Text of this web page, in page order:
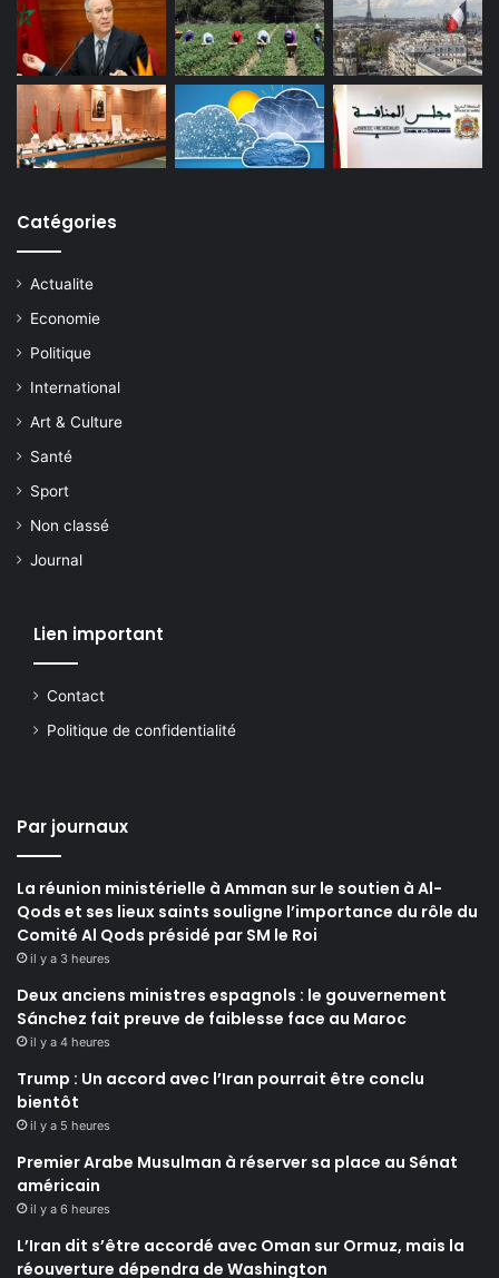
Catégories
Actualite
Economie
Politique
International
Art & Culture
Santé
Sport
Non classé
Journal
Lien important
Contact
Politique de confidentialité
Par journaux
La réunion ministérielle à Amman sur le soutien à Al-
Qods et ses lieux saints souligne l’importance du rôle du
Comité Al Qods présidé par SM le Roi
il y a 3 heures
Deux anciens ministres espagnols : le gouvernement
Sánchez fait preuve de faiblesse face au Maroc
il y a 4 heures
Trump : Un accord avec l’Iran pourrait être conclu
bientôt
il y a 5 heures
Premier Arabe Musulman à réserver sa place au Sénat
américain
il y a 6 heures
L’Iran dit s’être accordé avec Oman sur Ormuz, mais la
réouverture dépendra de Washington